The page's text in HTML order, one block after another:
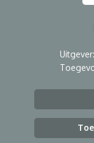
Uitgever: